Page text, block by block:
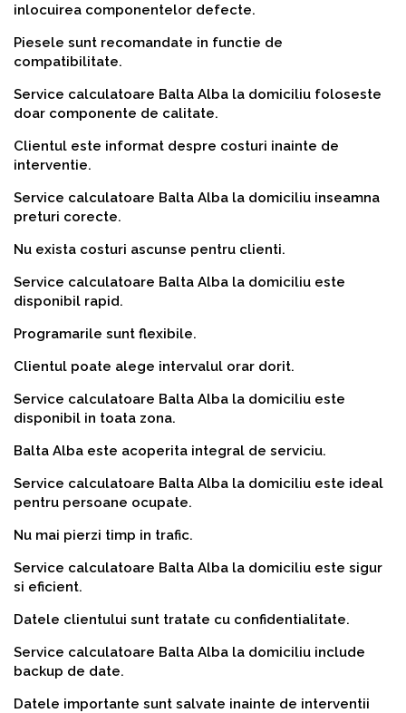
inlocuirea componentelor defecte.
Piesele sunt recomandate in functie de
compatibilitate.
Service calculatoare Balta Alba la domiciliu foloseste
doar componente de calitate.
Clientul este informat despre costuri inainte de
interventie.
Service calculatoare Balta Alba la domiciliu inseamna
preturi corecte.
Nu exista costuri ascunse pentru clienti.
Service calculatoare Balta Alba la domiciliu este
disponibil rapid.
Programarile sunt flexibile.
Clientul poate alege intervalul orar dorit.
Service calculatoare Balta Alba la domiciliu este
disponibil in toata zona.
Balta Alba este acoperita integral de serviciu.
Service calculatoare Balta Alba la domiciliu este ideal
pentru persoane ocupate.
Nu mai pierzi timp in trafic.
Service calculatoare Balta Alba la domiciliu este sigur
si eficient.
Datele clientului sunt tratate cu confidentialitate.
Service calculatoare Balta Alba la domiciliu include
backup de date.
Datele importante sunt salvate inainte de interventii